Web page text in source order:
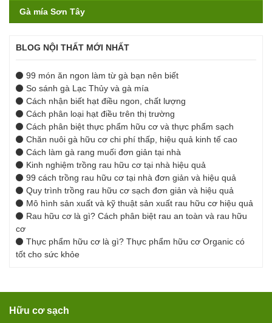
Gà mía Sơn Tây
BLOG NỘI THẤT MỚI NHẤT
99 món ăn ngon làm từ gà bạn nên biết
So sánh gà Lạc Thủy và gà mía
Cách nhận biết hạt điều ngon, chất lượng
Cách phân loại hạt điều trên thị trường
Cách phân biệt thực phẩm hữu cơ và thực phẩm sạch
Chăn nuôi gà hữu cơ chi phí thấp, hiệu quả kinh tế cao
Cách làm gà rang muối đơn giản tại nhà
Kinh nghiệm trồng rau hữu cơ tại nhà hiệu quả
99 cách trồng rau hữu cơ tại nhà đơn giản và hiệu quả
Quy trình trồng rau hữu cơ sạch đơn giản và hiệu quả
Mô hình sản xuất và kỹ thuật sản xuất rau hữu cơ hiệu quả
Rau hữu cơ là gì? Cách phân biệt rau an toàn và rau hữu
cơ
Thực phẩm hữu cơ là gì? Thực phẩm hữu cơ Organic có
tốt cho sức khỏe
Hữu cơ sạch